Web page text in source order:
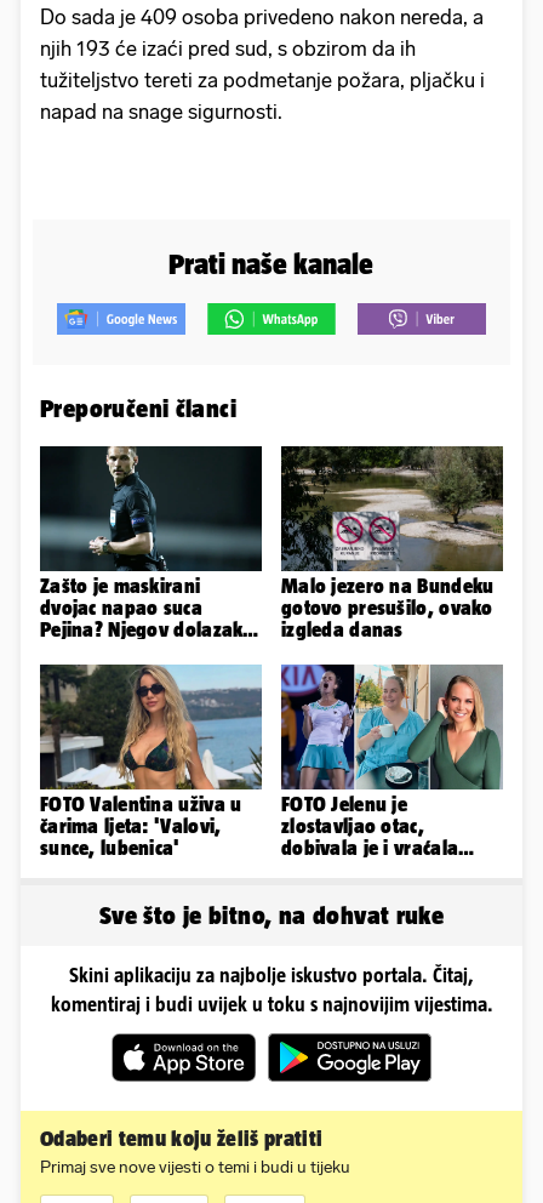
Do sada je 409 osoba privedeno nakon nereda, a
njih 193 će izaći pred sud, s obzirom da ih
tužiteljstvo tereti za podmetanje požara, pljačku i
napad na snage sigurnosti.
Prati naše kanale
Preporučeni članci
Zašto je maskirani
dvojac napao suca
Pejina? Njegov dolazak u
čuđenje
Malo jezero na Bundeku
gotovo presušilo, ovako
izgleda danas
FOTO Valentina uživa u
čarima ljeta: 'Valovi,
sunce, lubenica'
FOTO Jelenu je
zlostavljao otac,
dobivala je i vraćala
Sve što je bitno, na dohvat ruke
Skini aplikaciju za najbolje iskustvo portala. Čitaj,
komentiraj i budi uvijek u toku s najnovijim vijestima.
Odaberi temu koju želiš pratiti
Primaj sve nove vijesti o temi i budi u tijeku